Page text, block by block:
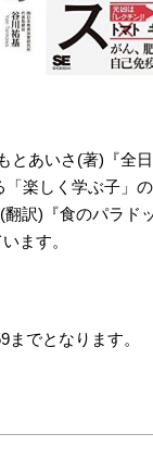
とあいさ(著)『全
楽しく学ぶ子」
訳)『食のパラド
ます。
でとなります。